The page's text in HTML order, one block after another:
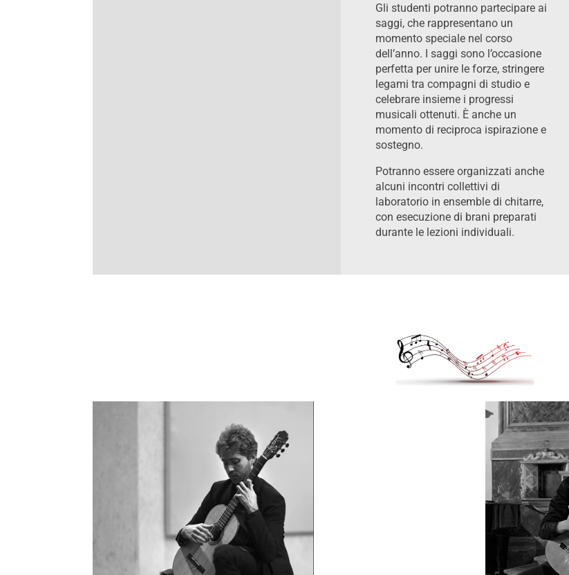
Gli studenti potranno partecipare ai
saggi, che rappresentano un
momento speciale nel corso
dell’anno. I saggi sono l’occasione
perfetta per unire le forze, stringere
legami tra compagni di studio e
celebrare insieme i progressi
musicali ottenuti. È anche un
momento di reciproca ispirazione e
sostegno.
Potranno essere organizzati anche
alcuni incontri collettivi di
laboratorio in ensemble di chitarre,
con esecuzione di brani preparati
durante le lezioni individuali.